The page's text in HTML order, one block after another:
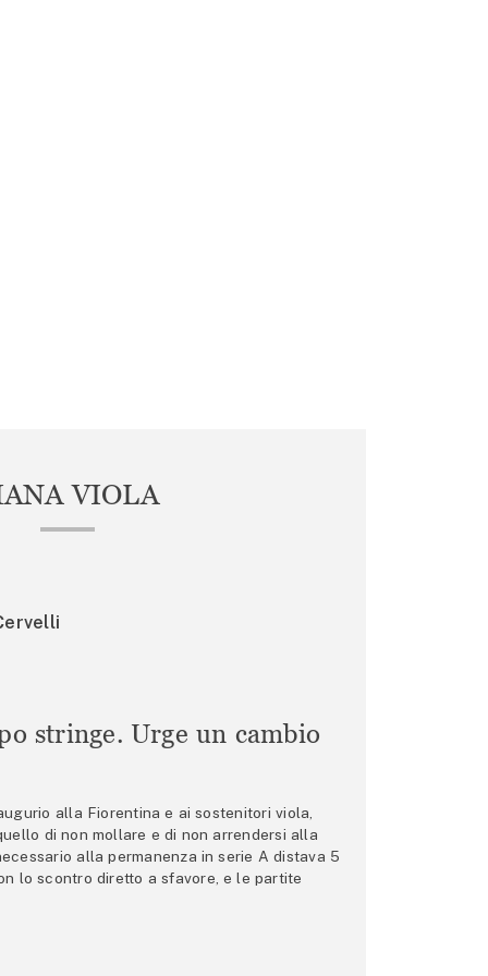
VIOLA
stringe. Urge un cambio
alla Fiorentina e ai sostenitori viola,
di non mollare e di non arrendersi alla
alla permanenza in serie A distava 5
lo scontro diretto a sfavore, e le partite